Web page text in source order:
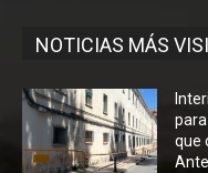
NOTICIAS MÁS
que